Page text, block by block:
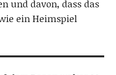
und davon, dass das
ein Heimspiel